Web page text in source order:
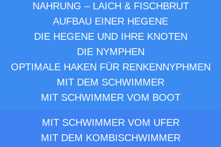
NAHRUNG – LAICH & FISCHBRUT
AUFBAU EINER HEGENE
DIE HEGENE UND IHRE KNOTEN
DIE NYMPHEN
OPTIMALE HAKEN FÜR RENKENNYPHMEN
MIT DEM SCHWIMMER
MIT SCHWIMMER VOM BOOT
MIT SCHWIMMER VOM UFER
MIT DEM KOMBISCHWIMMER